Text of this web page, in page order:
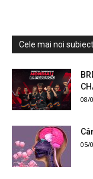
Cele mai noi
08/
05/